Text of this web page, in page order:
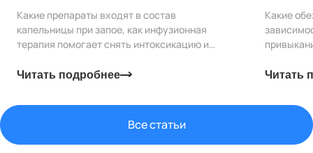
Какие препараты входят в состав
капельницы при запое, как инфузионная
терапия помогает снять интоксикацию и
Читать подробнее
Какие
Читать
Все статьи